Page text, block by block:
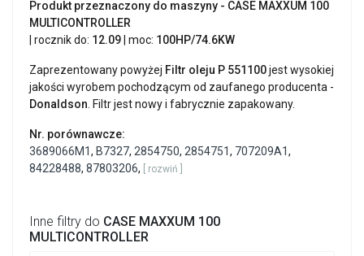
Inne filtry do CASE MAXXUM 100
MULTICONTROLLER
Produkt przeznaczony do maszyny - CASE MAXXUM 100
MULTICONTROLLER
| rocznik do: 12.09 | moc: 100HP/74.6KW
Zaprezentowany powyżej Filtr oleju P 551100jest wysokiej
jakości wyrobem pochodzącym od zaufanego producenta -
Donaldson . Filtr jest nowy i fabrycznie zapakowany.
Nr. porównawcze:
3689066M1, B7327, 2854750, 2854751, 707209A1,
84228488, 87803206, [ rozwiń ]